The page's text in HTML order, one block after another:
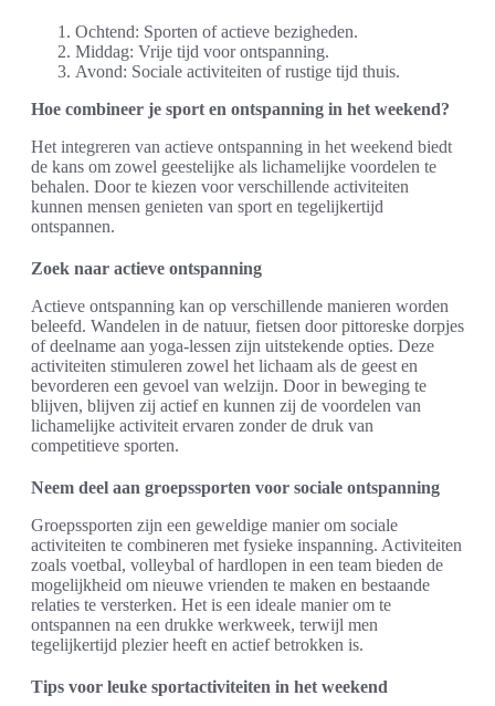
Ochtend: Sporten of actieve bezigheden.
Middag: Vrije tijd voor ontspanning.
Avond: Sociale activiteiten of rustige tijd thuis.
Hoe combineer je sport en ontspanning in het weekend?
Het integreren van actieve ontspanning in het weekend biedt
de kans om zowel geestelijke als lichamelijke voordelen te
behalen. Door te kiezen voor verschillende activiteiten
kunnen mensen genieten van sport en tegelijkertijd
ontspannen.
Zoek naar actieve ontspanning
Actieve ontspanning kan op verschillende manieren worden
beleefd. Wandelen in de natuur, fietsen door pittoreske dorpjes
of deelname aan yoga-lessen zijn uitstekende opties. Deze
activiteiten stimuleren zowel het lichaam als de geest en
bevorderen een gevoel van welzijn. Door in beweging te
blijven, blijven zij actief en kunnen zij de voordelen van
lichamelijke activiteit ervaren zonder de druk van
competitieve sporten.
Neem deel aan groepssporten voor sociale ontspanning
Groepssporten zijn een geweldige manier om sociale
activiteiten te combineren met fysieke inspanning. Activiteiten
zoals voetbal, volleybal of hardlopen in een team bieden de
mogelijkheid om nieuwe vrienden te maken en bestaande
relaties te versterken. Het is een ideale manier om te
ontspannen na een drukke werkweek, terwijl men
tegelijkertijd plezier heeft en actief betrokken is.
Tips voor leuke sportactiviteiten in het weekend